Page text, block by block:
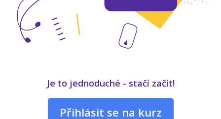
Je to jednoduché - stačí začít!
Přihlásit se na kurz